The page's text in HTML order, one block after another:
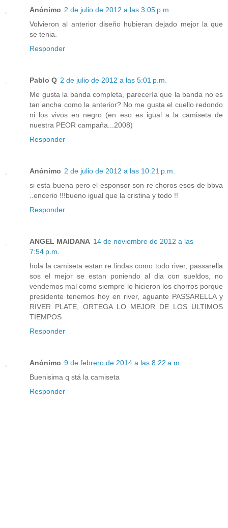
Anónimo 2 de julio de 2012 a las 3:05 p.m.
Volvieron al anterior diseño hubieran dejado mejor la que
se tenia.
Responder
Pablo Q 2 de julio de 2012 a las 5:01 p.m.
Me gusta la banda completa, parecería que la banda no es
tan ancha como la anterior? No me gusta el cuello redondo
ni los vivos en negro (en eso es igual a la camiseta de
nuestra PEOR campaña...2008)
Responder
Anónimo 2 de julio de 2012 a las 10:21 p.m.
si esta buena pero el esponsor son re choros esos de bbva
..encerio !!!bueno igual que la cristina y todo !!
Responder
ANGEL MAIDANA 14 de noviembre de 2012 a las
7:54 p.m.
hola la camiseta estan re lindas como todo river, passarella
sos el mejor se estan poniendo al dia con sueldos, no
vendemos mal como siempre lo hicieron los chorros porque
presidente tenemos hoy en river, aguante PASSARELLA y
RIVER PLATE, ORTEGA LO MEJOR DE LOS ULTIMOS
TIEMPOS
Responder
Anónimo 9 de febrero de 2014 a las 8:22 a.m.
Buenisima q stá la camiseta
Responder